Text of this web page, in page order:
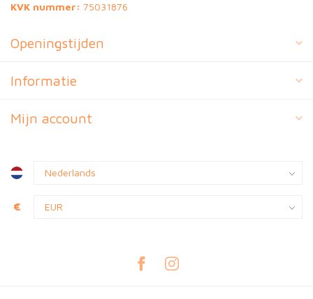
KVK nummer: 75031876
Openingstijden
Informatie
Mijn account
€